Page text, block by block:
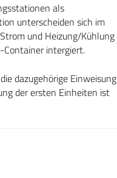
als
unterscheiden sich im
und Heizung/Kühlung
Container intergiert.
dazugehörige Einweisung
der ersten Einheiten ist